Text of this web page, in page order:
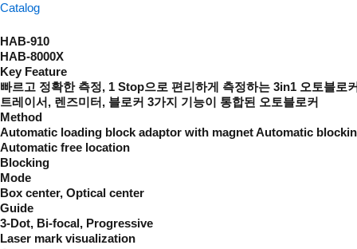
Catalog
HAB-910
HAB-8000X
Key Feature
빠르고 정확한 측정, 1 Stop으로 편리하게 측정하는 3in1 오토블로
트레이서, 렌즈미터, 블로커 3가지 기능이 통합된 오토블로커
Method
Automatic loading block adaptor with magnet Automatic
Automatic free location
Blocking​
Mode
Box center, Optical center
Guide
3-Dot, Bi-focal, Progressive
Laser mark visualization